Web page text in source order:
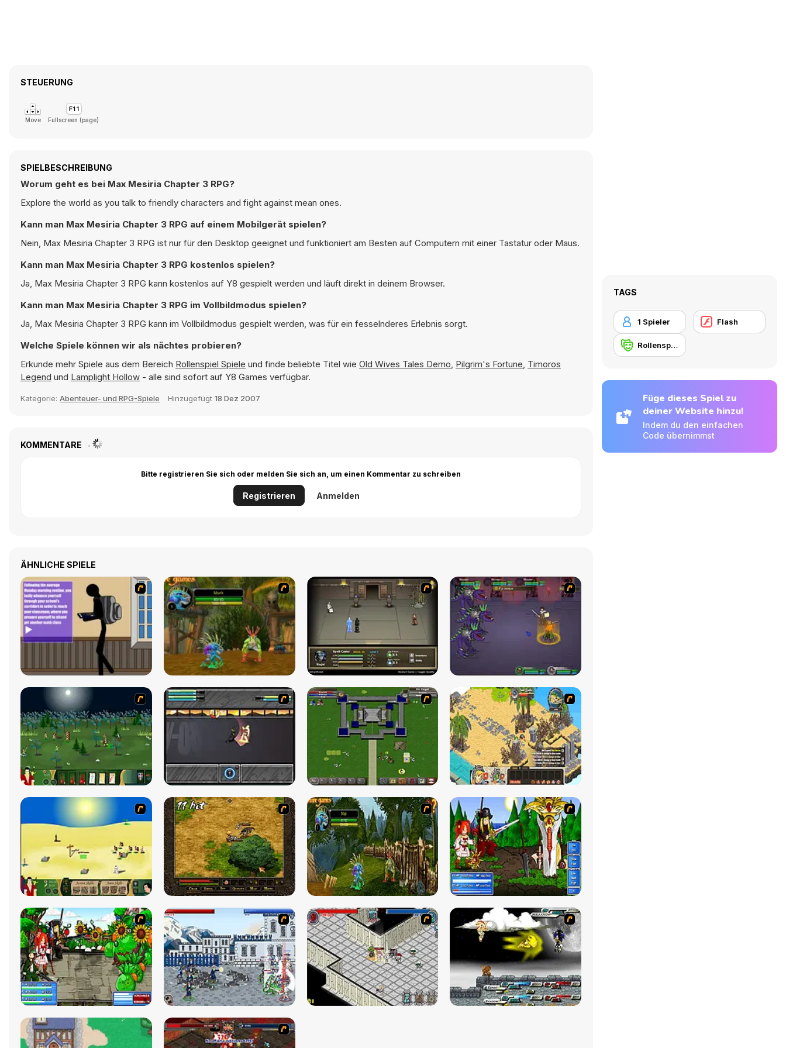
STEUERUNG
Move Fullscreen (page)
SPIELBESCHREIBUNG
Worum geht es bei Max Mesiria Chapter 3 RPG?
Explore the world as you talk to friendly characters and fight against mean ones.
Kann man Max Mesiria Chapter 3 RPG auf einem Mobilgerät spielen?
Nein, Max Mesiria Chapter 3 RPG ist nur für den Desktop geeignet und funktioniert am Besten auf Computern mit einer Tastatur oder Maus.
Kann man Max Mesiria Chapter 3 RPG kostenlos spielen?
Ja, Max Mesiria Chapter 3 RPG kann kostenlos auf Y8 gespielt werden und läuft direkt in deinem Browser.
Kann man Max Mesiria Chapter 3 RPG im Vollbildmodus spielen?
Ja, Max Mesiria Chapter 3 RPG kann im Vollbildmodus gespielt werden, was für ein fesselnderes Erlebnis sorgt.
Welche Spiele können wir als nächtes probieren?
Erkunde mehr Spiele aus dem Bereich Rollenspiel Spiele und finde beliebte Titel wie Old Wives Tales Demo, Pilgrim's Fortune, Timoros
Legend und Lamplight Hollow - alle sind sofort auf Y8 Games verfügbar.
Kategorie: Abenteuer- und RPG-Spiele Hinzugefügt 18 Dez 2007
KOMMENTARE
Bitte registrieren Sie sich oder melden Sie sich an, um einen Kommentar zu schreiben
Registrieren Anmelden
ÄHNLICHE SPIELE
TAGS
1 Spieler Flash
Rollenspiel
Füge dieses Spiel zu
deiner Website hinzu!
Indem du den einfachen
Code übernimmst